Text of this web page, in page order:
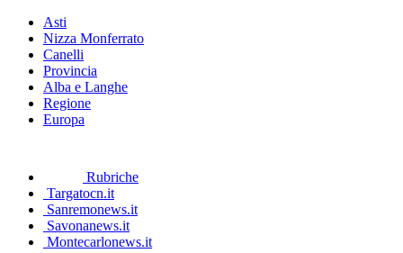
Asti
Nizza Monferrato
Canelli
Provincia
Alba e Langhe
Regione
Europa
Rubriche
Targatocn.it
Sanremonews.it
Savonanews.it
Montecarlonews.it